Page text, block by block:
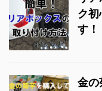
ク初
す！
金の